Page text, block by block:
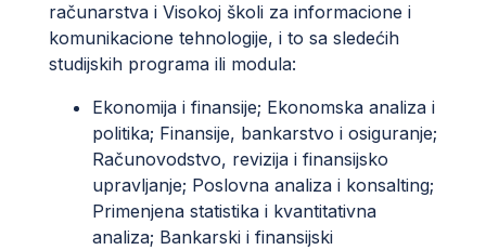
računarstva i Visokoj školi za informacione i
komunikacione tehnologije, i to sa sledećih
studijskih programa ili modula:
Ekonomija i finansije; Ekonomska analiza i
politika; Finansije, bankarstvo i osiguranje;
Računovodstvo, revizija i finansijsko
upravljanje; Poslovna analiza i konsalting;
Primenjena statistika i kvantitativna
analiza; Bankarski i finansijski